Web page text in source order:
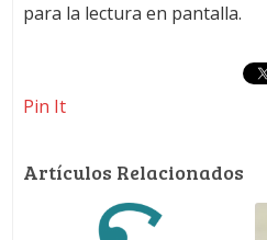
para la lectura en pantalla.
Pin It
Artículos Relacionados